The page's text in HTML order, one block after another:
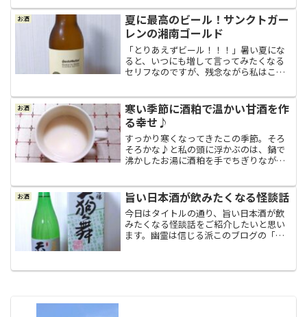
そして、夫婦そろって好きな日本酒トッ
プクラスの「奥能登の白菊...
お酒
夏に最高のビール！サンクトガー
レンの湘南ゴールド
「とりあえずビール！！！」暑い夏にな
ると、いつにも増して言ってみたくなる
セリフなのですが、残念ながら私はこの
ルはあまり得意ではないからです。仕事
帰り、汗をかきかき涼しい居...
お酒
寒い季節に酒粕で温かい甘酒を作
る幸せ♪
すっかり寒くなってきたこの季節。そろ
そろかな♪と私の頭に浮かぶのは、鍋で
沸かしたお湯に酒粕を手でちぎりながら
す。最近よくペットボトルなどで販売さ
れているような米と米麹と水...
お酒 旨い日本酒が飲みたくなる怪談話
今日はタイトルの通り、旨い日本酒が飲
みたくなる怪談話をご紹介したいと思い
ます。幽霊は信じる派このブログの「不
だとか言われるような存在を見ようと思